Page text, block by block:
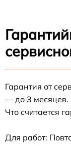
Гарантия от
— до 3 месяцев.
Что считается
Для работ: